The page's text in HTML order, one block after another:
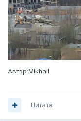
Автор:Mikhail
Цитата